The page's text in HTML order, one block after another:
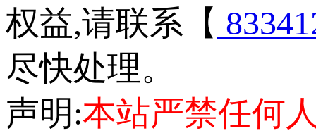
权益,请联系【
尽快处理。
声明:本站严禁任何